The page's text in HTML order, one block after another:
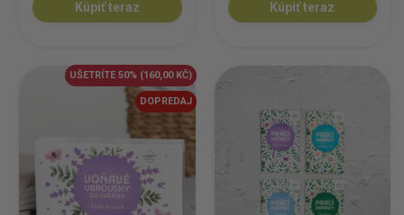
Kúpiť teraz Kúpiť teraz
UŠETRÍTE 50% (160,00 KČ)
DOPREDAJ